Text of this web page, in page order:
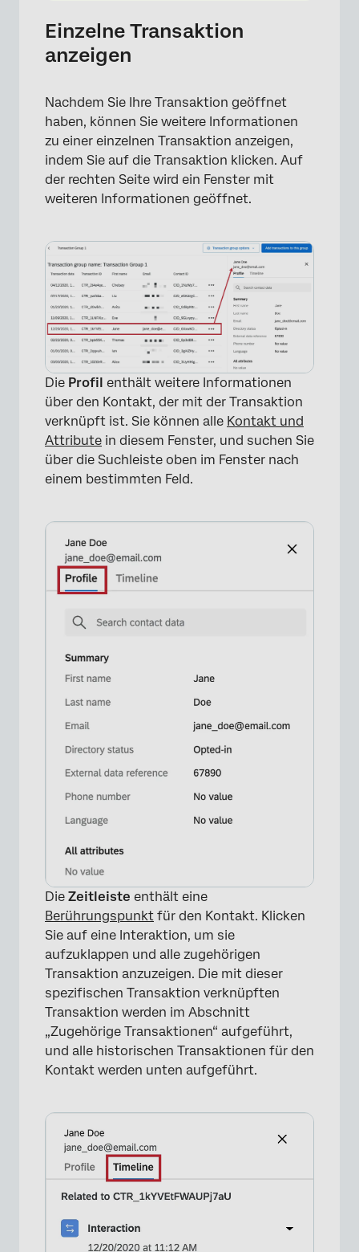
×
×
×
Einzelne Transaktion
anzeigen
Nachdem Sie Ihre Transaktion geöffnet
haben, können Sie weitere Informationen
zu einer einzelnen Transaktion anzeigen,
indem Sie auf die Transaktion klicken. Auf
der rechten Seite wird ein Fenster mit
weiteren Informationen geöffnet.
×
Die Profil enthält weitere Informationen
über den Kontakt, der mit der Transaktion
verknüpft ist. Sie können alle Kontakt und
Attribute in diesem Fenster, und suchen Sie
über die Suchleiste oben im Fenster nach
einem bestimmten Feld.
Die Zeitleiste enthält eine
Berührungspunkt für den Kontakt. Klicken
Sie auf eine Interaktion, um sie
aufzuklappen und alle zugehörigen
Transaktion anzuzeigen. Die mit dieser
spezifischen Transaktion verknüpften
Transaktion werden im Abschnitt
„Zugehörige Transaktionen“ aufgeführt,
und alle historischen Transaktionen für den
Kontakt werden unten aufgeführt.